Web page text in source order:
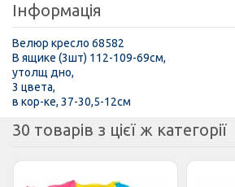
Інформація
Велюр кресло 68582
В ящике (3шт) 112-109-69см,
утолщ дно,
3 цвета,
в кор-ке, 37-30,5-12см
30 товарів з цієї ж категорії